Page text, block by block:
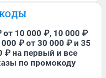
10 000 ₽, 10 000 ₽
₽ от 30 000 ₽ и 35
₽ на первый и все
по промокоду